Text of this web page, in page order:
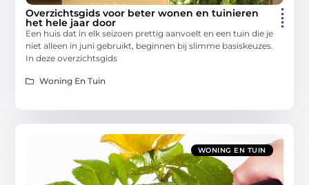
Overzichtsgids voor beter wonen en tuinieren
het hele jaar door
Een huis dat in elk seizoen prettig aanvoelt en een tuin die je
niet alleen in juni gebruikt, beginnen bij slimme basiskeuzes.
In deze overzichtsgids
Woning En Tuin
WONING EN TUIN